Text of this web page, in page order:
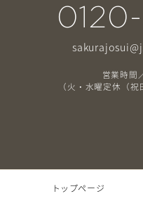
営業時間
（火・水曜定休（
トップページ